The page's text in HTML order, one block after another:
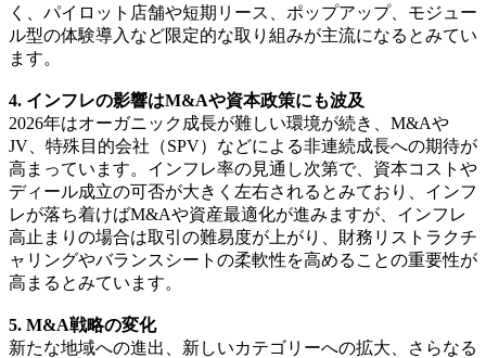
く、パイロット店舗や短期リース、ポップアップ、モジュー
ル型の体験導入など限定的な取り組みが主流になるとみてい
ます。
4. インフレの影響はM&Aや資本政策にも波及
2026年はオーガニック成長が難しい環境が続き、M&Aや
JV、特殊目的会社（SPV）などによる非連続成長への期待が
高まっています。インフレ率の見通し次第で、資本コストや
ディール成立の可否が大きく左右されるとみており、インフ
レが落ち着けばM&Aや資産最適化が進みますが、インフレ
高止まりの場合は取引の難易度が上がり、財務リストラクチ
ャリングやバランスシートの柔軟性を高めることの重要性が
高まるとみています。
5. M&A戦略の変化
新たな地域への進出、新しいカテゴリーへの拡大、さらなる